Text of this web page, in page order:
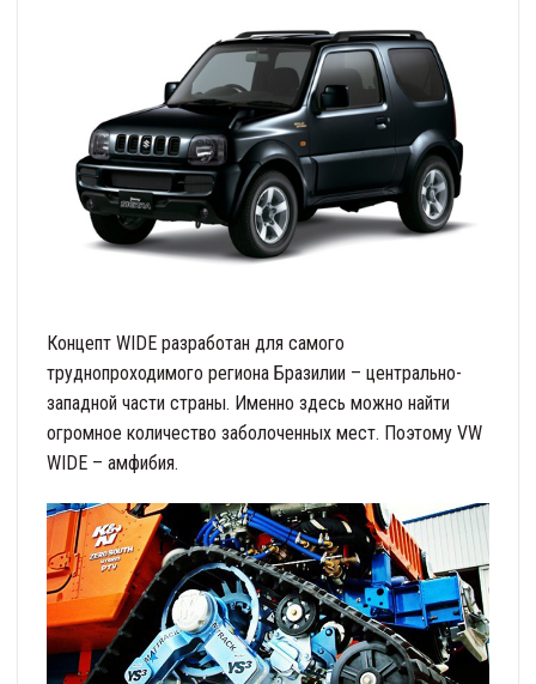
Концепт WIDE разработан для самого
труднопроходимого региона Бразилии – центрально-
западной части страны. Именно здесь можно найти
огромное количество заболоченных мест. Поэтому VW
WIDE – амфибия.